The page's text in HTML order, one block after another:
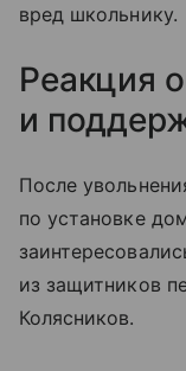
вред школьнику.
Реакция
и
После
по установке
из защитников
Колясников.